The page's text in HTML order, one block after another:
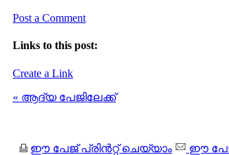
Post a Comment
Links to this post:
Create a Link
« ആദ്യ പേജിലേക്ക്
ഈ പേജ് പ്രിന്‍റ്റ് ചെയ്യാം ഈ പേജ്